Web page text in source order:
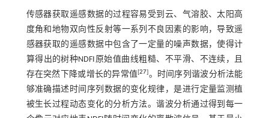
传感器获取遥感数据的过程容易受到云、气溶胶、太阳高
度角和地物双向性反射等一系列不良因素的影响，导致遥
感器获取的遥感数据中包含了一定量的噪声数据，使得计
算得出的树种NDFI原始值曲线粗糙、不平滑、不连续，且
存在突然下降或增长的异常值[27]。时间序列谐波分析法能
够准确描述时间序列数据的变化规律，是进行定量监测植
被生长过程动态变化的分析方法。谐波分析通过得到每一